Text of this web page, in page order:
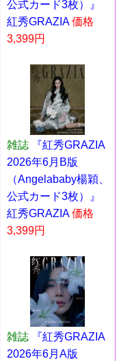
公式カード3枚）』
紅秀GRAZIA 価格
3,399円
雑誌
『紅秀GRAZIA
2026年6月B版
（Angelababy楊穎、
公式カード3枚）』
紅秀GRAZIA 価格
3,399円
雑誌
『紅秀GRAZIA
2026年6月A版